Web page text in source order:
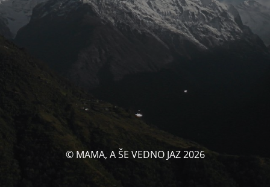
© MAMA, A ŠE VEDNO JAZ 2026